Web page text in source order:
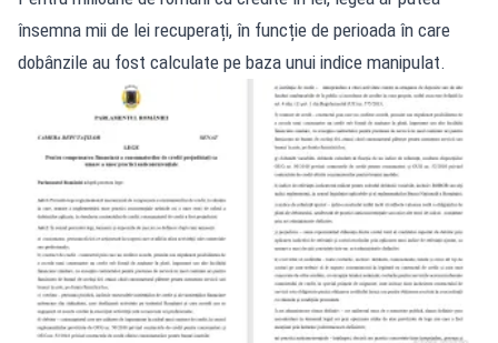
însemna mii de lei recuperați, în funcție de perioada în care
dobânzile au fost calculate pe baza unui indice manipulat.